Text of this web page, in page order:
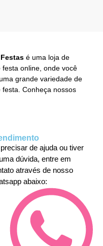
é uma loja de
festa online, onde você
grande variedade de
festa. Conheça nossos
de ajuda ou tiver
dúvida, entre em
através de nosso
abaixo: